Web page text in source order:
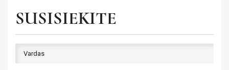
SUSISIEKITE